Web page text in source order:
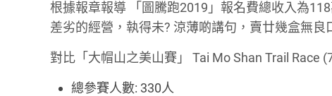
根據報章報導 「圖騰跑2019」報名費總收入為
差劣的經營，執得未? 涼薄啲講句，賣廿幾盒無良
對比「大帽山之美山賽」 Tai Mo Shan Trail Race
總參賽人數: 330人